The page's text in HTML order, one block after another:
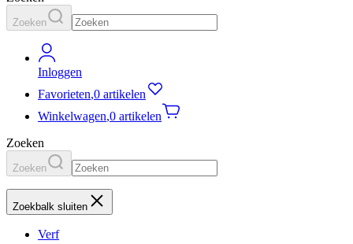
Zoeken
Inloggen
Favorieten,0 artikelen
Winkelwagen,0 artikelen
Zoeken
Zoeken
Zoekbalk sluiten
Verf